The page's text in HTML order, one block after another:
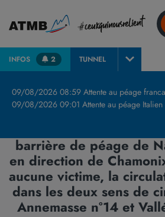
INFOS 2 TUNNEL
09/08/2026 08:59 Attente au péage
09/08/2026 09:01 Attente au péage Italien
A40 Haute-Savoie -
barrière de péage de
en direction de
aucune victime, la
dans les deux sens de
Annemasse n°14 et